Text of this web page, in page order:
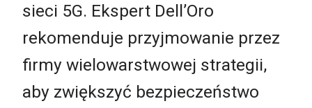
sieci 5G. Ekspert Dell’Oro
rekomenduje przyjmowanie przez
firmy wielowarstwowej strategii,
aby zwiększyć bezpieczeństwo